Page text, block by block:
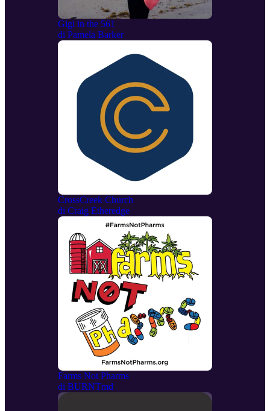
Gigi in the 561
di Pamela Barker
CrossCreek Church
di Craig Etheredge
Farms Not Pharms
di BURNTmd